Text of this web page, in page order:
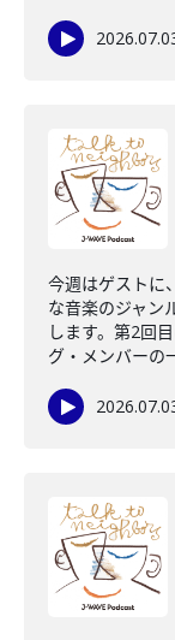
今週はゲストに
な音楽のジャン
します。第2回
グ・メンバーの